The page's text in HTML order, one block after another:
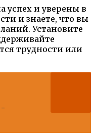
успех и уверены в
и знаете, что вы
Установите
трудности или